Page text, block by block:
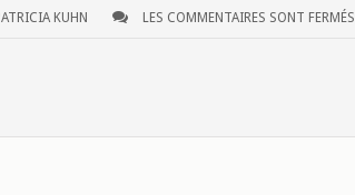
KUHN LES COMMENTAIRES SONT FERMÉS